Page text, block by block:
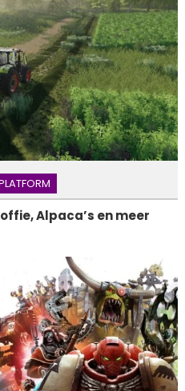
Alpaca’s en meer